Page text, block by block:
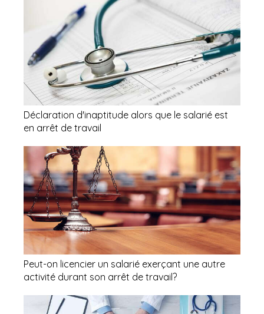
Déclaration d'inaptitude alors que le salarié est
en arrêt de travail
Peut-on licencier un salarié exerçant une autre
activité durant son arrêt de travail?